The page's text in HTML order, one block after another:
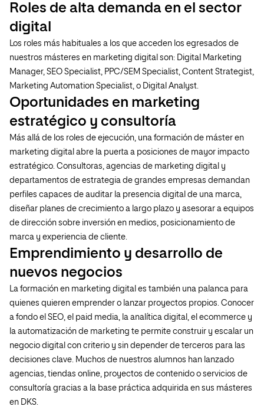
Roles de alta demanda en el sector
digital
Los roles más habituales a los que acceden los egresados de
nuestros másteres en marketing digital son: Digital Marketing
Manager, SEO Specialist, PPC/SEM Specialist, Content Strategist,
Marketing Automation Specialist, o Digital Analyst.
Oportunidades en marketing
estratégico y consultoría
Más allá de los roles de ejecución, una formación de máster en
marketing digital abre la puerta a posiciones de mayor impacto
estratégico. Consultoras, agencias de marketing digital y
departamentos de estrategia de grandes empresas demandan
perfiles capaces de auditar la presencia digital de una marca,
diseñar planes de crecimiento a largo plazo y asesorar a equipos
de dirección sobre inversión en medios, posicionamiento de
marca y experiencia de cliente.
Emprendimiento y desarrollo de
nuevos negocios
La formación en marketing digital es también una palanca para
quienes quieren emprender o lanzar proyectos propios. Conocer
a fondo el SEO, el paid media, la analítica digital, el ecommerce y
la automatización de marketing te permite construir y escalar un
negocio digital con criterio y sin depender de terceros para las
decisiones clave. Muchos de nuestros alumnos han lanzado
agencias, tiendas online, proyectos de contenido o servicios de
consultoría gracias a la base práctica adquirida en sus másteres
en DKS.